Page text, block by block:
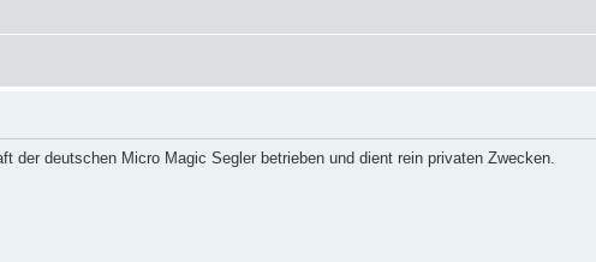
der deutschen Micro Magic Segler betrieben und dient rein privaten Zwecken.